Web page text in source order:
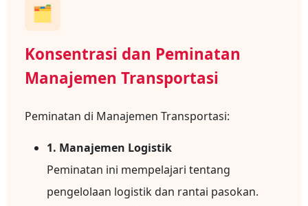
🗂️
Konsentrasi dan Peminatan
Manajemen Transportasi
Peminatan di Manajemen Transportasi:
1. Manajemen Logistik
Peminatan ini mempelajari tentang
pengelolaan logistik dan rantai pasokan.